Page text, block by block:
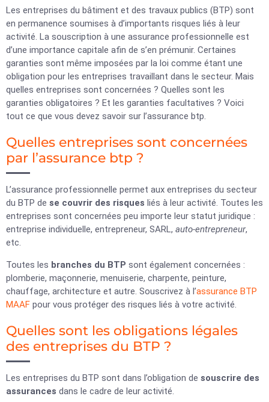
Les entreprises du bâtiment et des travaux publics (BTP) sont
en permanence soumises à d’importants risques liés à leur
activité. La souscription à une assurance professionnelle est
d’une importance capitale afin de s’en prémunir. Certaines
garanties sont même imposées par la loi comme étant une
obligation pour les entreprises travaillant dans le secteur. Mais
quelles entreprises sont concernées ? Quelles sont les
garanties obligatoires ? Et les garanties facultatives ? Voici
tout ce que vous devez savoir sur l’assurance btp.
Quelles entreprises sont concernées
par l’assurance btp ?
L’assurance professionnelle permet aux entreprises du secteur
du BTP de se couvrir des risques liés à leur activité. Toutes les
entreprises sont concernées peu importe leur statut juridique :
entreprise individuelle, entrepreneur, SARL, auto-entrepreneur,
etc.
Toutes les branches du BTP sont également concernées :
plomberie, maçonnerie, menuiserie, charpente, peinture,
chauffage, architecture et autre. Souscrivez à l’assurance BTP
MAAF pour vous protéger des risques liés à votre activité.
Quelles sont les obligations légales
des entreprises du BTP ?
Les entreprises du BTP sont dans l’obligation de souscrire des
assurances dans le cadre de leur activité.